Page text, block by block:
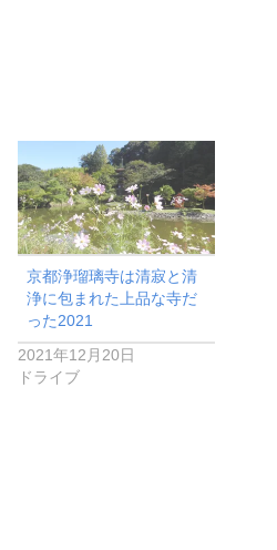
京都浄瑠璃寺は清寂と清
浄に包まれた上品な寺だ
った2021
2021年12月20日
ドライブ